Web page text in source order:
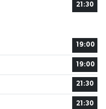
21:30
19:00
19:00
21:30
21:30